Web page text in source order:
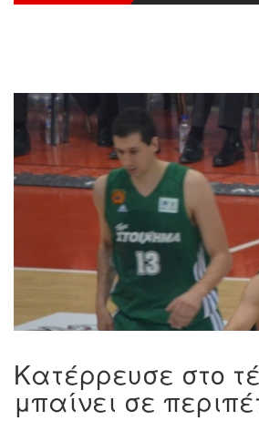
League 1
Κατέρρευσε στο
μπαίνει σε